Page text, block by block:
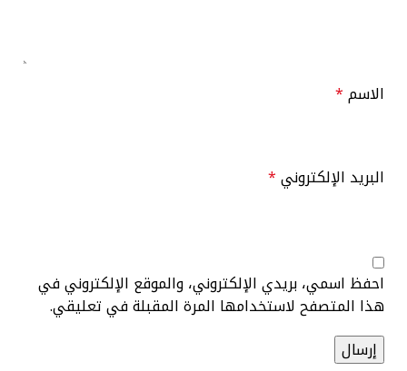
الاسم*
البريد الإلكتروني*
احفظ اسمي، بريدي الإلكتروني، والموقع الإلكتروني في
هذا المتصفح لاستخدامها المرة المقبلة في تعليقي.